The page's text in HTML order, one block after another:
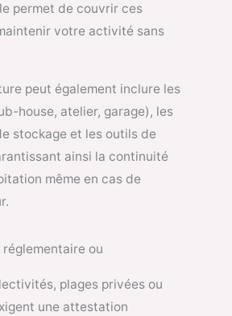
permet de couvrir ces
votre activité sans
peut également inclure les
house, atelier, garage), les
stockage et les outils de
ainsi la continuité
même en cas de
ou
plages privées ou
une attestation